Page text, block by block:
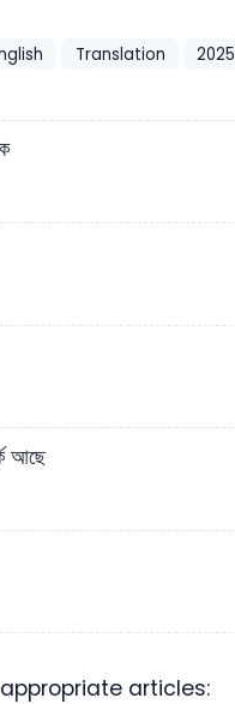
Translation
2025
আছে
articles: